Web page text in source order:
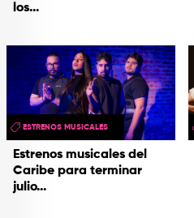
los...
Estrenos musicales del
Caribe para terminar
julio...
ESTRENOS MUSICALES